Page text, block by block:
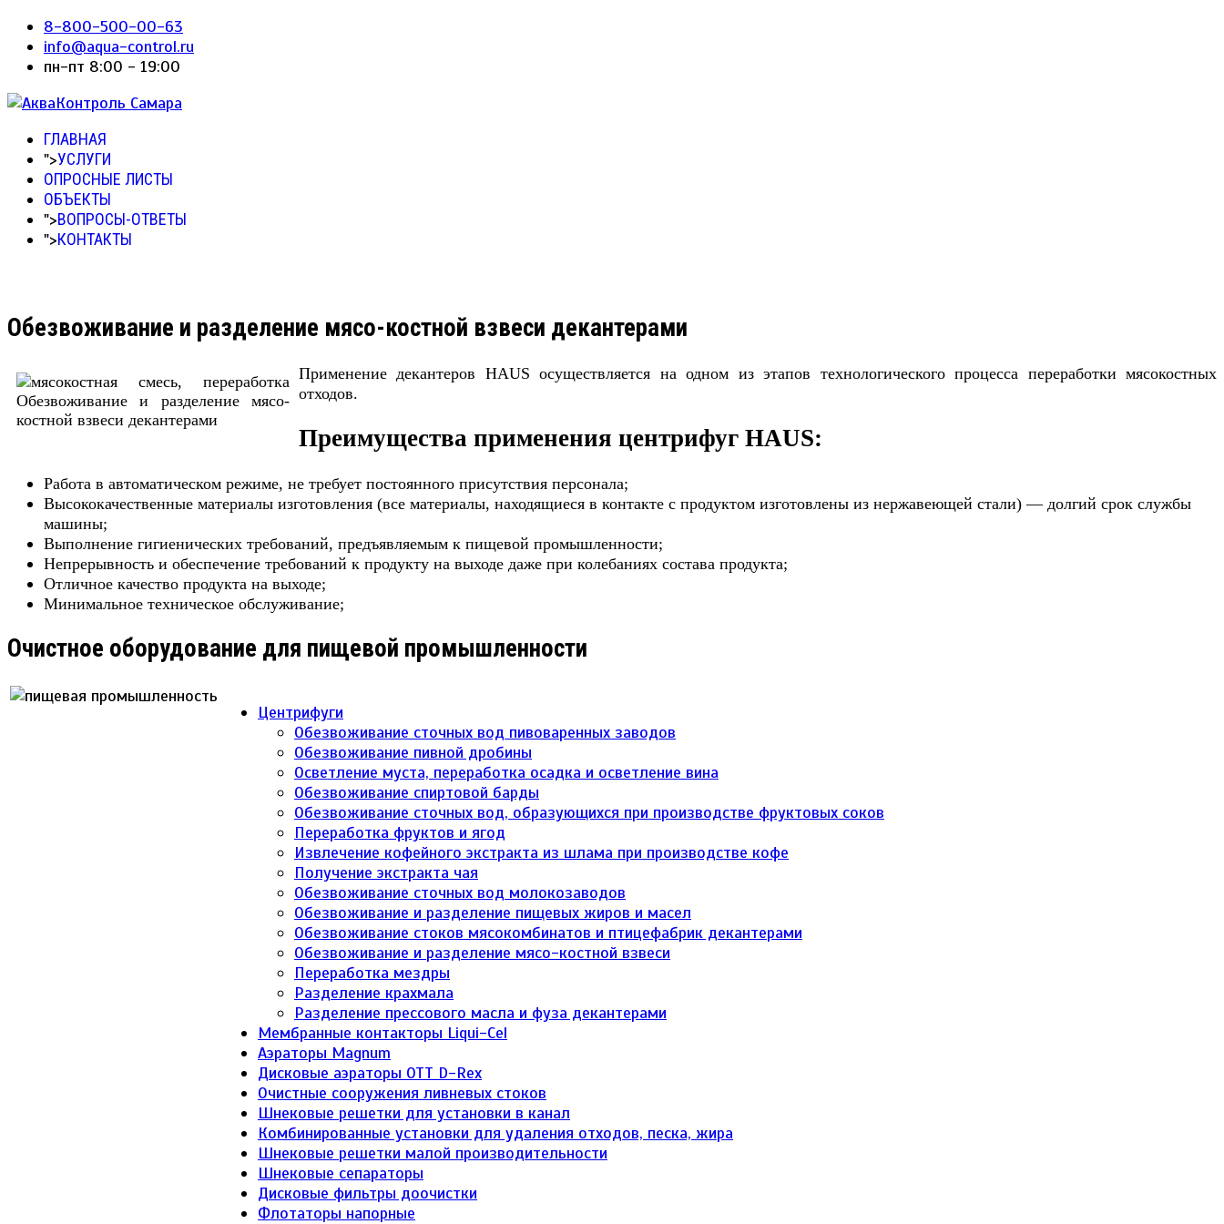
8-800-500-00-63
info@aqua-control.ru
пн-пт 8:00 - 19:00
ГЛАВНАЯ
">УСЛУГИ
ОПРОСНЫЕ ЛИСТЫ
ОБЪЕКТЫ
">ВОПРОСЫ-ОТВЕТЫ
">КОНТАКТЫ
Обезвоживание и разделение мясо-костной взвеси декантерами
Применение декантеров HAUSосуществляется на одном из этапов технологического процесса переработки мясокостных
отходов.
Преимущества применения центрифуг HAUS:
Работа в автоматическом режиме, не требует постоянного присутствия персонала;
Высококачественные материалы изготовления (все материалы, находящиеся в контакте с продуктом изготовлены из нержавеющей стали) — долгий срок службы
машины;
Выполнение гигиенических требований, предъявляемым к пищевой промышленности;
Непрерывность и обеспечение требований к продукту на выходе даже при колебаниях состава продукта;
Отличное качество продукта на выходе;
Минимальное техническое обслуживание;
Очистное оборудование для пищевой промышленности
Центрифуги
Обезвоживание сточных вод пивоваренных заводов
Обезвоживание пивной дробины
Осветление муста, переработка осадка и осветление вина
Обезвоживание спиртовой барды
Обезвоживание сточных вод, образующихся при производстве фруктовых соков
Переработка фруктов и ягод
Извлечение кофейного экстракта из шлама при производстве кофе
Получение экстракта чая
Обезвоживание сточных вод молокозаводов
Обезвоживание и разделение пищевых жиров и масел
Обезвоживание стоков мясокомбинатов и птицефабрик декантерами
Обезвоживание и разделение мясо-костной взвеси
Переработка мездры
Разделение крахмала
Разделение прессового масла и фуза декантерами
Мембранные контакторы Liqui-Cel
Аэраторы Magnum
Дисковые аэраторы ОТТ D-Rex
Очистные сооружения ливневых стоков
Шнековые решетки для установки в канал
Комбинированные установки для удаления отходов, песка, жира
Шнековые решетки малой производительности
Шнековые сепараторы
Дисковые фильтры доочистки
Флотаторы напорные